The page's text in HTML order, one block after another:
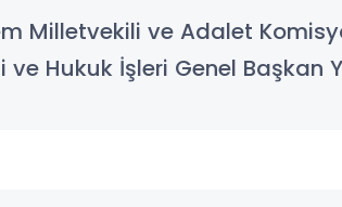
Milletvekili ve Adalet
Hukuk İşleri Genel Başkan